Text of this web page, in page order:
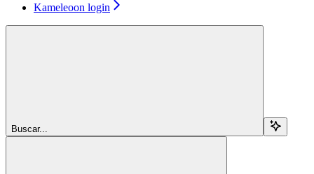
Kameleoon login
Buscar...